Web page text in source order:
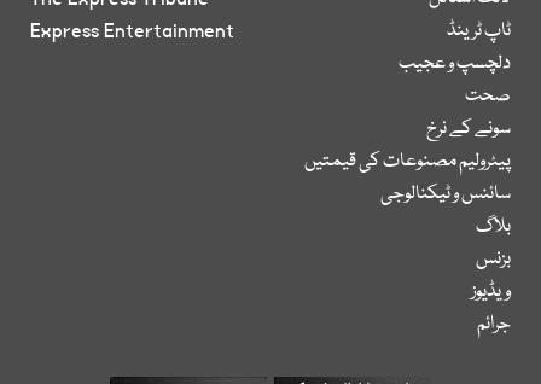
ٹاپ ٹرینڈ
دلچسپ و عجیب
صحت
سونے کے نرخ
پیٹرولیم مصنوعات کی قیمتیں
سائنس و ٹیکنالوجی
بلاگ
بزنس
ویڈیوز
جرائم
Express Entertainment